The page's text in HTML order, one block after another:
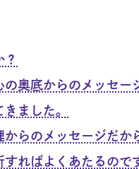
の奥底からのメッセー
ました。
からのメッセージだか
ればよくあたるので